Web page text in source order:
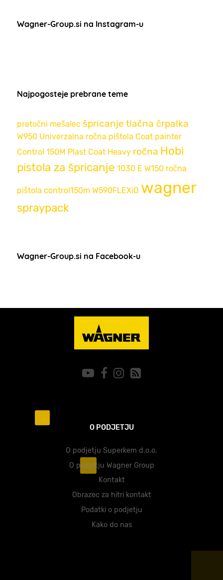
Wagner-Group.si na Instagram-u
Najpogosteje prebrane teme
pretočni mešalec špricanje tlačna črpalka
W950 Univerzalna ročna pištola Coat painter
Control 150M Plast Coat Heavy ročna Hobi
pistola za špricanje 1030 E W150 ročna
pištola control150m W590FLEXiO wagner
spraypack
Wagner-Group.si na Facebook-u
O PODJETJU
O podjetju Superkem d.o.o.
O podjetju Wagner Group
Kontakt
Obrazec za hitri kontakt
Podatki o podjetju
Kako do nas